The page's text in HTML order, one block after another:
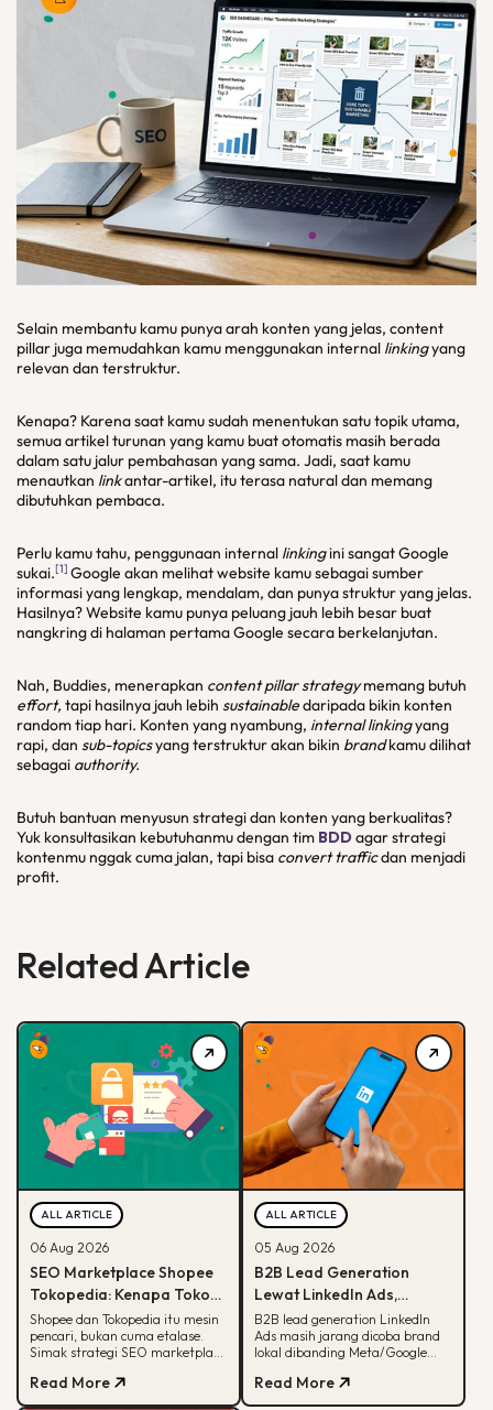
Selain membantu kamu punya arah konten yang jelas, content
pillar juga memudahkan kamu menggunakan internal linkingyang
relevan dan terstruktur.
Kenapa? Karena saat kamu sudah menentukan satu topik utama,
semua artikel turunan yang kamu buat otomatis masih berada
dalam satu jalur pembahasan yang sama. Jadi, saat kamu
menautkan linkantar-artikel, itu terasa natural dan memang
dibutuhkan pembaca.
Perlu kamu tahu, penggunaan internal linkingini sangat Google
sukai.[1] Google akan melihat website kamu sebagai sumber
informasi yang lengkap, mendalam, dan punya struktur yang jelas.
Hasilnya? Website kamu punya peluang jauh lebih besar buat
nangkring di halaman pertama Google secara berkelanjutan.
Nah, Buddies, menerapkan content pillar strategy memang butuh
effort, tapi hasilnya jauh lebih sustainabledaripada bikin konten
random tiap hari. Konten yang nyambung, internal linkingyang
rapi, dan sub-topicsyang terstruktur akan bikin brandkamu dilihat
sebagai authority.
Butuh bantuan menyusun strategi dan konten yang berkualitas?
Yuk konsultasikan kebutuhanmu dengan tim BDDagar strategi
kontenmu nggak cuma jalan, tapi bisa convert trafficdan menjadi
profit.
Related Article
ALL ARTICLE
06 Aug 2026
SEO Marketplace Shopee
Tokopedia: Kenapa Toko
Online-mu Perlu Lebih dari
Sekadar Etalase
Shopee dan Tokopedia itu mesin
pencari, bukan cuma etalase.
Simak strategi SEO marketplace
produkmu lebih mudah
ditemukan.
Read More
ALL ARTICLE
05 Aug 2026
B2B Lead Generation
Lewat LinkedIn Ads,
Strategi yang Masih
Jarang Dicoba Brand
Lokal
B2B lead generation LinkedIn
Ads masih jarang dicoba brand
lokal dibanding Meta/Google
unggul buat B2B dan cara
eksekusinya.
Read More